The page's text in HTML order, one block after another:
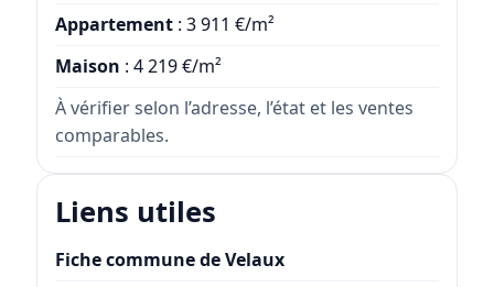
Appartement: 3 911 €/m²
Maison : 4 219 €/m²
À vérifier selon l’adresse, l’état et les ventes
comparables.
Liens utiles
Fiche commune de Velaux